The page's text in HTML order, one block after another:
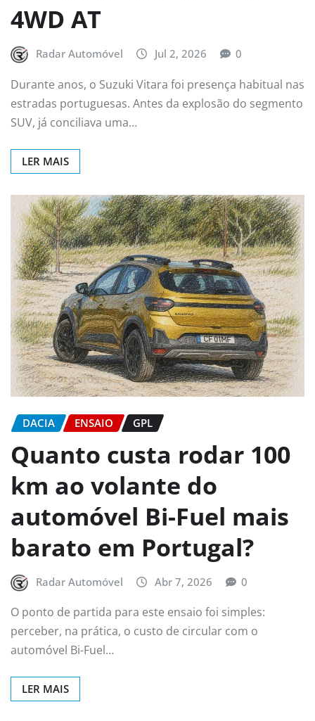
4WD AT
Radar Automóvel Jul 2, 2026 0
Durante anos, o Suzuki Vitara foi presença habitual nas
estradas portuguesas. Antes da explosão do segmento
SUV, já conciliava uma…
LER MAIS
DACIA ENSAIO GPL
Quanto custa rodar 100
km ao volante do
automóvel Bi-Fuel mais
barato em Portugal?
Radar Automóvel Abr 7, 2026 0
O ponto de partida para este ensaio foi simples:
perceber, na prática, o custo de circular com o
automóvel Bi-Fuel…
LER MAIS